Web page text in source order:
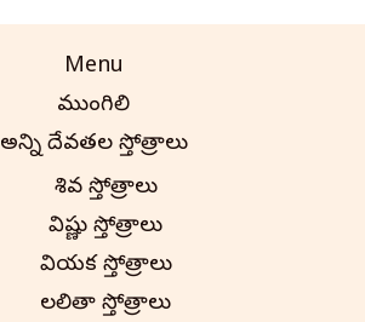
Menu
ముంగిలి
అన్ని దేవతల స్తోత్రాలు
శివ స్తోత్రాలు
విష్ణు స్తోత్రాలు
వినాయక స్తోత్రాలు
లలితా స్తోత్రాలు